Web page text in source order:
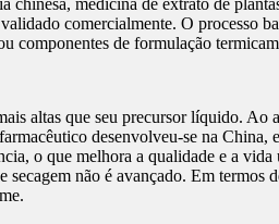
comercialmente. O processo
de formulação
altas que seu precursor líquido.
desenvolveu-se na China,
o que melhora a qualidade e a
não é avançado. Em termos